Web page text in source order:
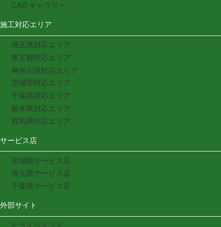
CAD ギャラリー
施工対応エリア
埼玉県対応エリア
東京都対応エリア
神奈川県対応エリア
茨城県対応エリア
千葉県対応エリア
栃木県対応エリア
群馬県対応エリア
サービス店
茨城県サービス店
埼玉県サービス店
千葉県サービス店
外部サイト
ヒライペイント